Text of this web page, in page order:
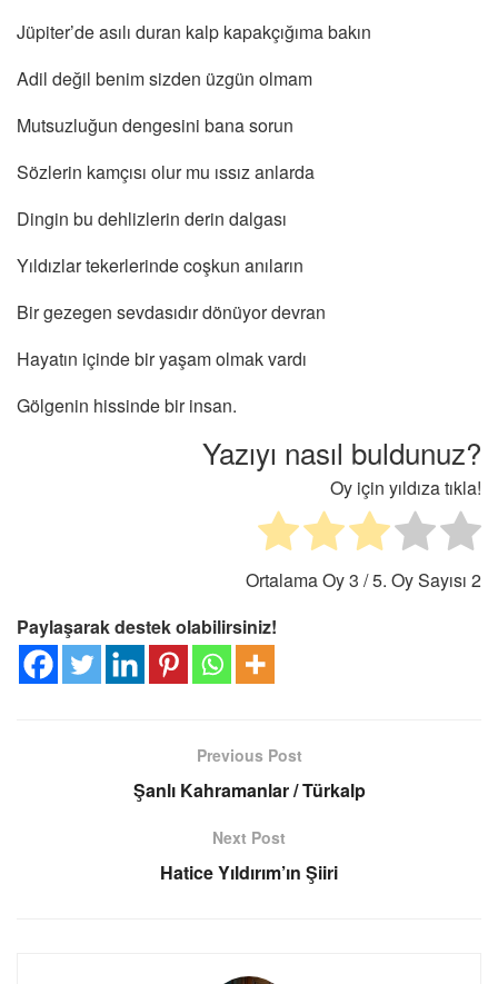
Jüpiter’de asılı duran kalp kapakçığıma bakın
Adil değil benim sizden üzgün olmam
Mutsuzluğun dengesini bana sorun
Sözlerin kamçısı olur mu ıssız anlarda
Dingin bu dehlizlerin derin dalgası
Yıldızlar tekerlerinde coşkun anıların
Bir gezegen sevdasıdır dönüyor devran
Hayatın içinde bir yaşam olmak vardı
Gölgenin hissinde bir insan.
Yazıyı nasıl buldunuz?
Oy için yıldıza tıkla!
Ortalama Oy3 / 5. Oy Sayısı 2
Paylaşarak destek olabilirsiniz!
Previous Post
Şanlı Kahramanlar / Türkalp
Next Post
Hatice Yıldırım’ın Şiiri